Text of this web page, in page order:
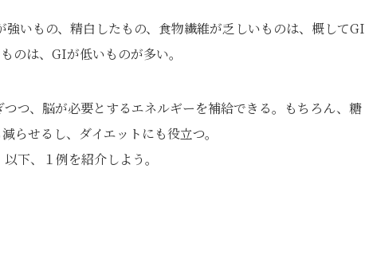
いもの、精白したもの、食物繊維が乏しいものは、概してGI
のは、GIが低いものが多い。
つ、脳が必要とするエネルギーを補給できる。もちろん、糖
らせるし、ダイエットにも役立つ。
下、１例を紹介しよう。